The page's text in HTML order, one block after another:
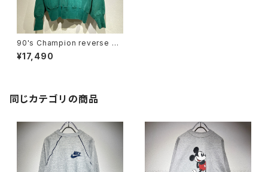
90's Champion reverse w
eave used sweat
¥17,490
同じカテゴリの商品